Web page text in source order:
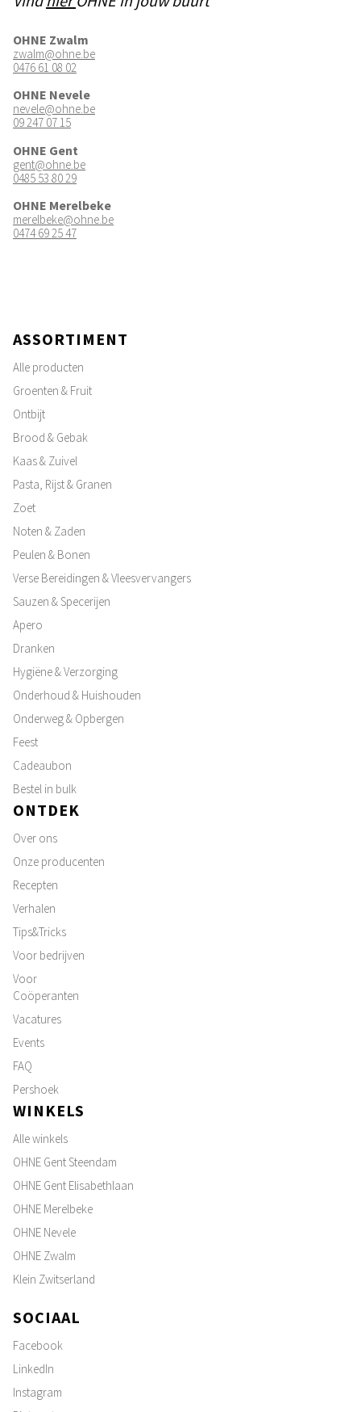
OHNE Zwalm
zwalm@ohne.be
0476 61 08 02
OHNE Nevele
nevele@ohne.be
09 247 07 15
OHNE Gent
gent@ohne.be
0485 53 80 29
OHNE Merelbeke
merelbeke@ohne.be
0474 69 25 47
ASSORTIMENT
Alle producten
Groenten & Fruit
Ontbijt
Brood & Gebak
Kaas & Zuivel
Pasta, Rijst & Granen
Zoet
Noten & Zaden
Peulen & Bonen
Verse Bereidingen & Vleesvervangers
Sauzen & Specerijen
Apero
Dranken
Hygiëne & Verzorging
Onderhoud & Huishouden
Onderweg & Opbergen
Feest
Cadeaubon
Bestel in bulk
ONTDEK
Over ons
Onze producenten
Recepten
Verhalen
Tips&Tricks
Voor bedrijven
Voor
Coöperanten
Vacatures
Events
FAQ
Pershoek
WINKELS
Alle winkels
OHNE Gent Steendam
OHNE Gent Elisabethlaan
OHNE Merelbeke
OHNE Nevele
OHNE Zwalm
Klein Zwitserland
SOCIAAL
Facebook
LinkedIn
Instagram